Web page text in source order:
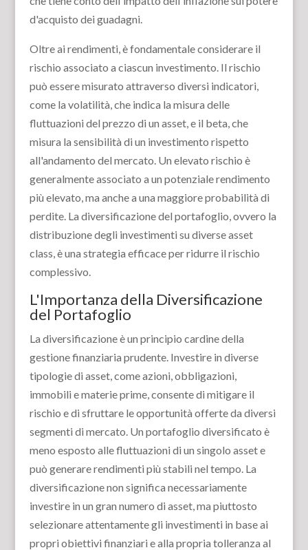
d'acquisto dei guadagni.
Oltre ai rendimenti, è fondamentale considerare il
rischio associato a ciascun investimento. Il rischio
può essere misurato attraverso diversi indicatori,
come la volatilità, che indica la misura delle
fluttuazioni del prezzo di un asset, e il beta, che
misura la sensibilità di un investimento rispetto
all'andamento del mercato. Un elevato rischio è
generalmente associato a un potenziale rendimento
più elevato, ma anche a una maggiore probabilità di
perdite. La diversificazione del portafoglio, ovvero la
distribuzione degli investimenti su diverse asset
class, è una strategia efficace per ridurre il rischio
complessivo.
L'Importanza della Diversificazione
del Portafoglio
La diversificazione è un principio cardine della
gestione finanziaria prudente. Investire in diverse
tipologie di asset, come azioni, obbligazioni,
immobili e materie prime, consente di mitigare il
rischio e di sfruttare le opportunità offerte da diversi
segmenti di mercato. Un portafoglio diversificato è
meno esposto alle fluttuazioni di un singolo asset e
può generare rendimenti più stabili nel tempo. La
diversificazione non significa necessariamente
investire in un gran numero di asset, ma piuttosto
selezionare attentamente gli investimenti in base ai
propri obiettivi finanziari e alla propria tolleranza al